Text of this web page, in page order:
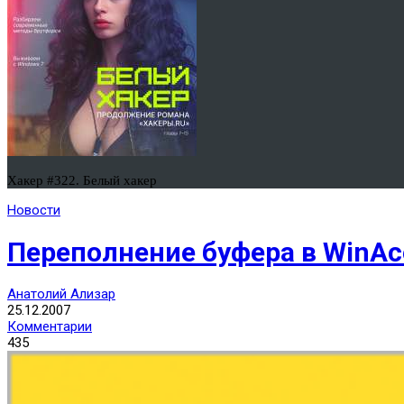
Хакер #322. Белый хакер
Новости
Переполнение буфера в
Анатолий Ализар
25.12.2007
Комментарии
435